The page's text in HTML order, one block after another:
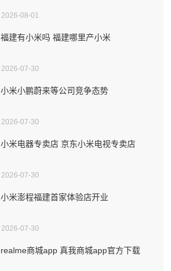
2026-08-01
福建有小米吗 福建哪里产小米
2026-07-30
小米小鹏蔚来等公司竞争态势
2026-07-30
小米电器专卖店 京东小米电视专卖店
2026-07-30
小米澎程福建首家体验店开业
2026-07-30
realme商城app 真我商城app官方下载